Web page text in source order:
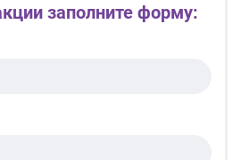
заполните форму: